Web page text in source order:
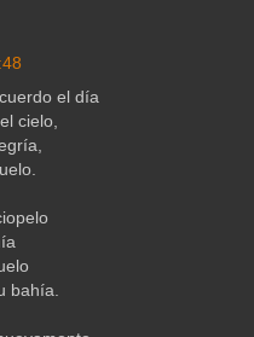
el día
cielo,
bahía.